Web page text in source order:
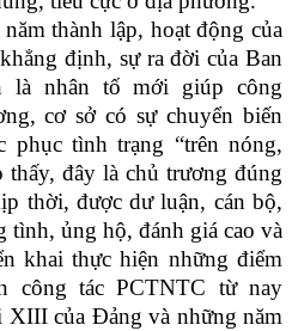
thành lập, hoạt động của
định, sự ra đời của Ban
là nhân tố mới giúp công
cơ sở có sự chuyển biến
phục tình trạng “trên nóng,
thấy, đây là chủ trương đúng
thời, được dư luận, cán bộ,
tình, ủng hộ, đánh giá cao và
khai thực hiện những điểm
công tác PCTNTC từ nay
của Đảng và những năm